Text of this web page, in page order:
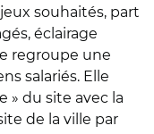
souhaités, part
éclairage
regroupe une
salariés. Elle
» du site avec la
de la ville par